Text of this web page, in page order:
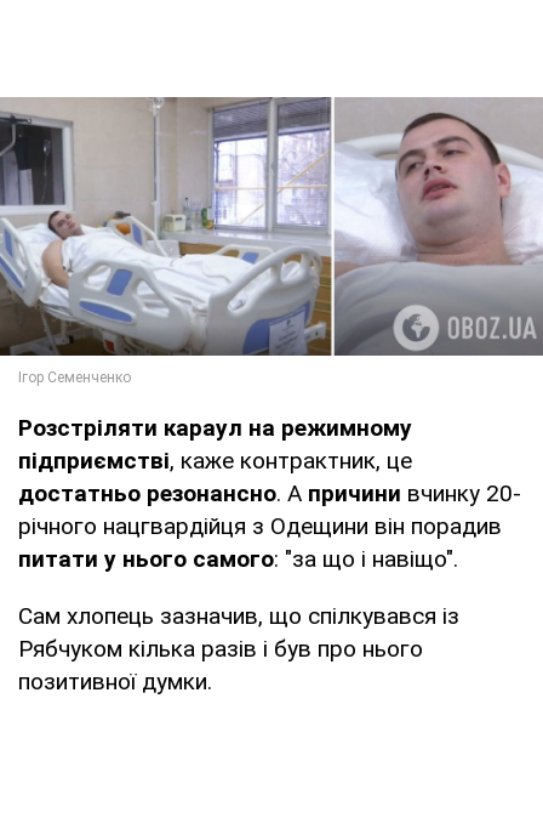
Розстріляти караул на режимному
підприємстві, каже контрактник, це
достатньо резонансно. А причини вчинку 20-
річного нацгвардійця з Одещини він порадив
питати у нього самого: "за що і навіщо".
Сам хлопець зазначив, що спілкувався із
Рябчуком кілька разів і був про нього
позитивної думки.